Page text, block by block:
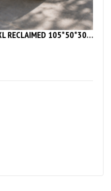
MUNITIONSKISTE TRIPLE XXL RECLAIMED 105*50*30CM